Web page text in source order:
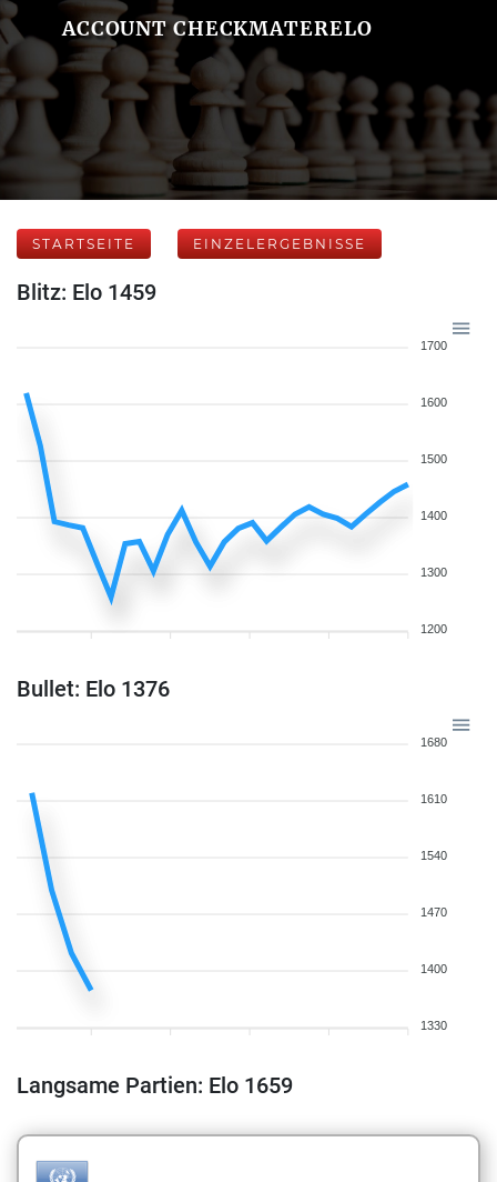
ACCOUNT CHECKMATERELO
STARTSEITE EINZELERGEBNISSE
Blitz: Elo 1459
1700
1600
1500
1400
1300
1200
Bullet: Elo 1376
1680
1610
1540
1470
1400
1330
Langsame Partien: Elo 1659